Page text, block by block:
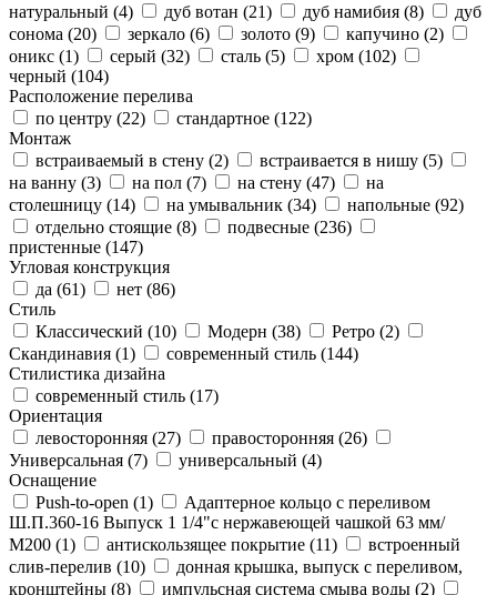
натуральный (4) дуб вотан (21) дуб намибия (8)
дуб
сонома (20) зеркало (6) золото (9) капучино (2)
оникс (1) серый (32) сталь (5) хром (102)
черный (104)
Расположение перелива
по центру (22) стандартное (122)
Монтаж
встраиваемый в стену (2) встраивается в нишу (5)
на ванну (3) на пол (7) на стену (47)
на
столешницу (14) на умывальник (34) напольные (92)
отдельно стоящие (8) подвесные (236)
пристенные (147)
Угловая конструкция
да (61) нет (86)
Стиль
Классический (10) Модерн (38) Ретро (2)
Скандинавия (1) современный стиль (144)
Стилистика дизайна
современный стиль (17)
Ориентация
левосторонняя (27) правосторонняя (26)
Универсальная (7) универсальный (4)
Оснащение
Push-to-open (1)
Адаптерное кольцо с переливом
Ш.П.360-16 Выпуск 1 1/4"с нержавеющей чашкой 63 мм/
М200 (1) антискользящее покрытие (11)
встроенный
слив-перелив (10)
донная крышка, выпуск с переливом,
кронштейны (8) импульсная система смыва воды (2)